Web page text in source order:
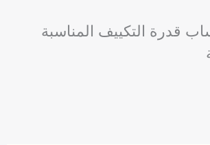
قدرة التكييف المناسبة